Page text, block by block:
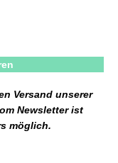
Versand unserer
Newsletter ist
möglich.